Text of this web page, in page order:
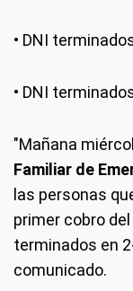
• DNI
• DNI
"Mañana
Familiar de
las personas
primer cobro
terminados en
comunicado.